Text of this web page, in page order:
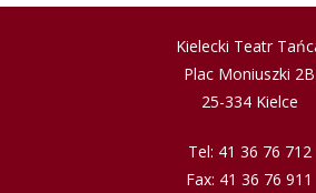
Kielecki Teatr
Plac Moniuszki 2B
25-334 Kielce
Tel: 41 36 76 712
Fax: 41 36 76 911